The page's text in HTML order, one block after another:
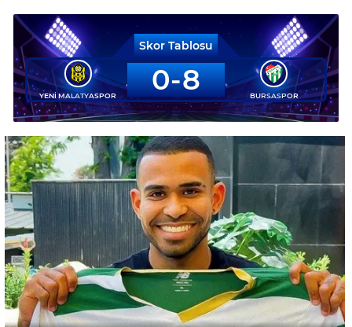
Skor Tablosu
YENİ MALATYASPOR 0 8 BURSASPOR